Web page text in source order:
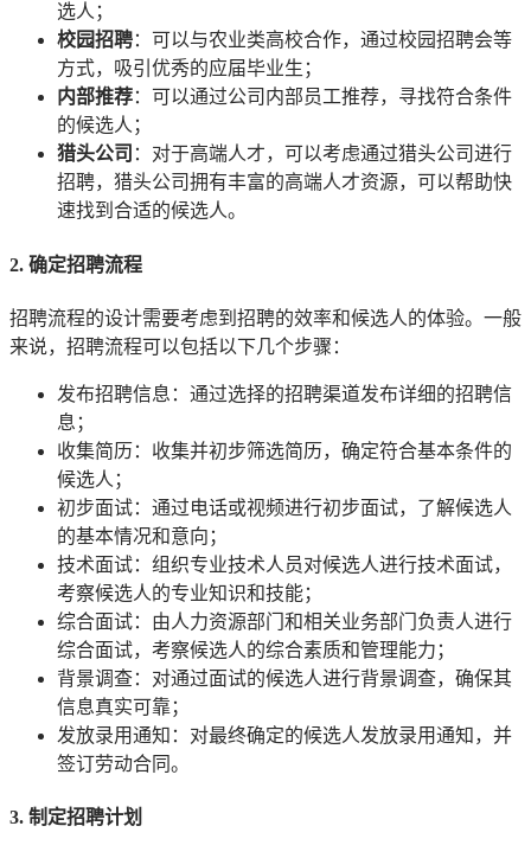
选人；
校园招聘：可以与农业类高校合作，通过校园招聘会等
方式，吸引优秀的应届毕业生；
内部推荐：可以通过公司内部员工推荐，寻找符合条件
的候选人；
猎头公司 ：对于高端人才，可以考虑通过猎头公司进行
招聘，猎头公司拥有丰富的高端人才资源，可以帮助快
速找到合适的候选人。
2. 确定招聘流程
招聘流程的设计需要考虑到招聘的效率和候选人的体验。一般
来说，招聘流程可以包括以下几个步骤：
发布招聘信息：通过选择的招聘渠道发布详细的招聘信
息；
收集简历：收集并初步筛选简历，确定符合基本条件的
候选人；
初步面试：通过电话或视频进行初步面试，了解候选人
的基本情况和意向；
技术面试：组织专业技术人员对候选人进行技术面试，
考察候选人的专业知识和技能；
综合面试：由人力资源部门和相关业务部门负责人进行
综合面试，考察候选人的综合素质和管理能力；
背景调查：对通过面试的候选人进行背景调查，确保其
信息真实可靠；
发放录用通知：对最终确定的候选人发放录用通知，并
签订劳动合同。
3. 制定招聘计划